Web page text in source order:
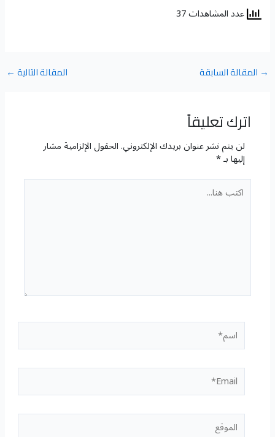
عدد المشاهدات 37
→ المقالة السابقة المقالة التالية ←
اترك تعليقاً
لن يتم نشر عنوان بريدك الإلكتروني.الحقول الإلزامية مشار
إليها بـ*
اكتب
هنا...
اسم*
Email*
الموقع